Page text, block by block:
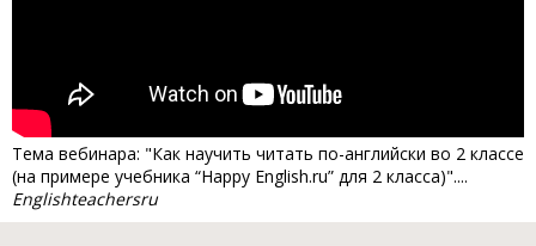
Тема вебинара: "Как научить читать по-английски во 2 классе
(на примере учебника “Happy English.ru” для 2 класса)"....
Englishteachersru